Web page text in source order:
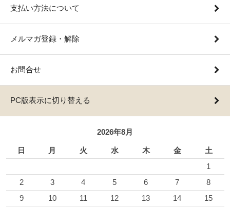
支払い方法について
メルマガ登録・解除
お問合せ
PC版表示に切り替える
2026年8月
日 月 火 水 木 金
土
1
2
3 4 5 6 7
8
9
10 11 12 13 14
15